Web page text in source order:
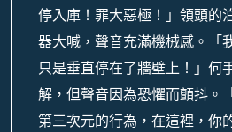
停入庫！罪大惡極！」領頭的
器大喊，聲音充滿機械感。「
只是垂直停在了牆壁上！」何
解，但聲音因為恐懼而顫抖。
第三次元的行為，在這裡，你